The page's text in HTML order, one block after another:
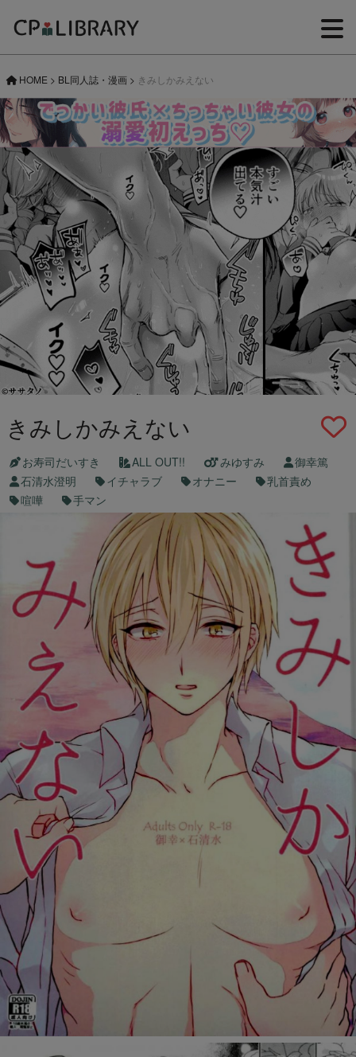
HOME > BL同人誌・漫画 > きみしかみえない
きみしかみえない
お寿司だいすき ALL OUT!! みゆすみ
御幸篤
石清水澄明
イチャラブ オナニー
乳首責め
喧嘩
手マン